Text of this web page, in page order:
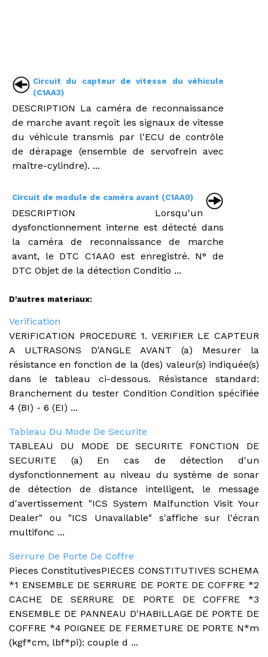
Circuit du capteur de vitesse du véhicule
(C1AA3)
DESCRIPTION La caméra de reconnaissance
de marche avant reçoit les signaux de vitesse
du véhicule transmis par l'ECU de contrôle
de dérapage (ensemble de servofrein avec
maître-cylindre). ...
Circuit de module de caméra avant (C1AA0)
DESCRIPTION Lorsqu'un
dysfonctionnement interne est détecté dans
la caméra de reconnaissance de marche
avant, le DTC C1AA0 est enregistré. N° de
DTC Objet de la détection Conditio ...
D'autres materiaux:
Verification
VERIFICATION PROCEDURE 1. VERIFIER LE CAPTEUR
A ULTRASONS D'ANGLE AVANT (a) Mesurer la
résistance en fonction de la (des) valeur(s) indiquée(s)
dans le tableau ci-dessous. Résistance standard:
Branchement du tester Condition Condition spécifiée
4 (BI) - 6 (EI) ...
Tableau Du Mode De Securite
TABLEAU DU MODE DE SECURITE FONCTION DE
SECURITE (a) En cas de détection d'un
dysfonctionnement au niveau du système de sonar
de détection de distance intelligent, le message
d'avertissement "ICS System Malfunction Visit Your
Dealer" ou "ICS Unavailable" s'affiche sur l'écran
multifonc ...
Serrure De Porte De Coffre
Pieces ConstitutivesPIECES CONSTITUTIVES SCHEMA
*1 ENSEMBLE DE SERRURE DE PORTE DE COFFRE *2
CACHE DE SERRURE DE PORTE DE COFFRE *3
ENSEMBLE DE PANNEAU D'HABILLAGE DE PORTE DE
COFFRE *4 POIGNEE DE FERMETURE DE PORTE N*m
(kgf*cm, lbf*pi): couple d ...